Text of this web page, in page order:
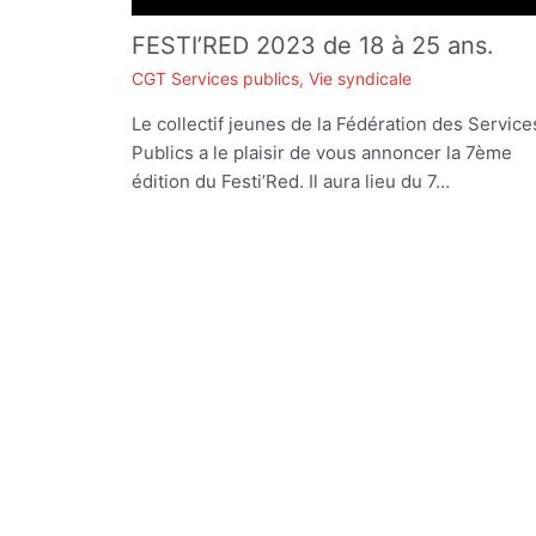
FESTI’RED 2023 de 18 à 25 ans.
CGT Services publics, Vie syndicale
Le collectif jeunes de la Fédération des
Publics a le plaisir de vous annoncer la 7ème
édition du Festi’Red. Il aura lieu du 7…